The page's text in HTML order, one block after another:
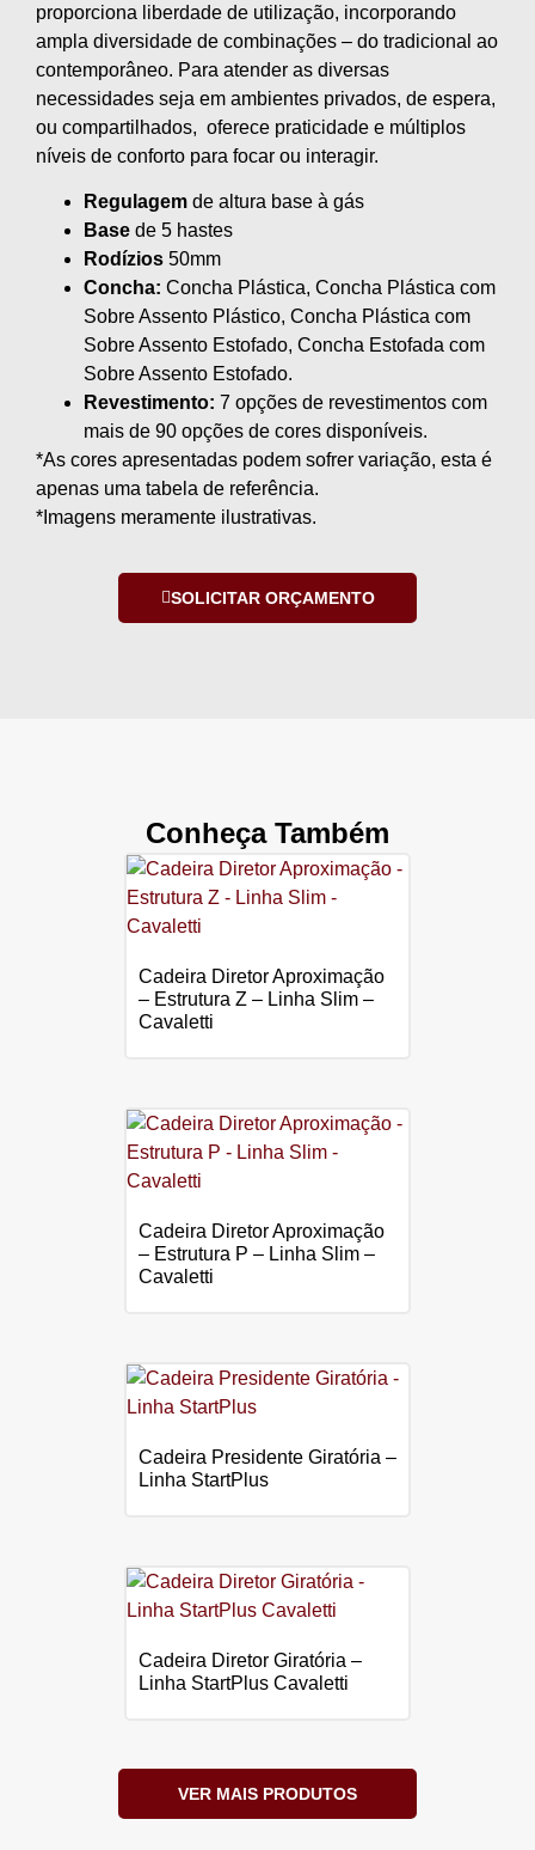
proporciona liberdade de utilização, incorporando
ampla diversidade de combinações – do tradicional ao
contemporâneo. Para atender as diversas
necessidades seja em ambientes privados, de espera,
ou compartilhados, oferece praticidade e múltiplos
níveis de conforto para focar ou interagir.
Regulagem de altura base à gás
Base de 5 hastes
Rodízios 50mm
Concha: Concha Plástica, Concha Plástica com
Sobre Assento Plástico, Concha Plástica com
Sobre Assento Estofado, Concha Estofada com
Sobre Assento Estofado.
Revestimento: 7 opções de revestimentos com
mais de 90 opções de cores disponíveis.
*As cores apresentadas podem sofrer variação, esta é
apenas uma tabela de referência.
*Imagens meramente ilustrativas.
SOLICITAR ORÇAMENTO
Conheça Também
Cadeira Diretor Aproximação
– Estrutura Z – Linha Slim –
Cavaletti
Cadeira Diretor Aproximação
– Estrutura P – Linha Slim –
Cavaletti
Cadeira Presidente Giratória –
Linha StartPlus
Cadeira Diretor Giratória –
Linha StartPlus Cavaletti
VER MAIS PRODUTOS